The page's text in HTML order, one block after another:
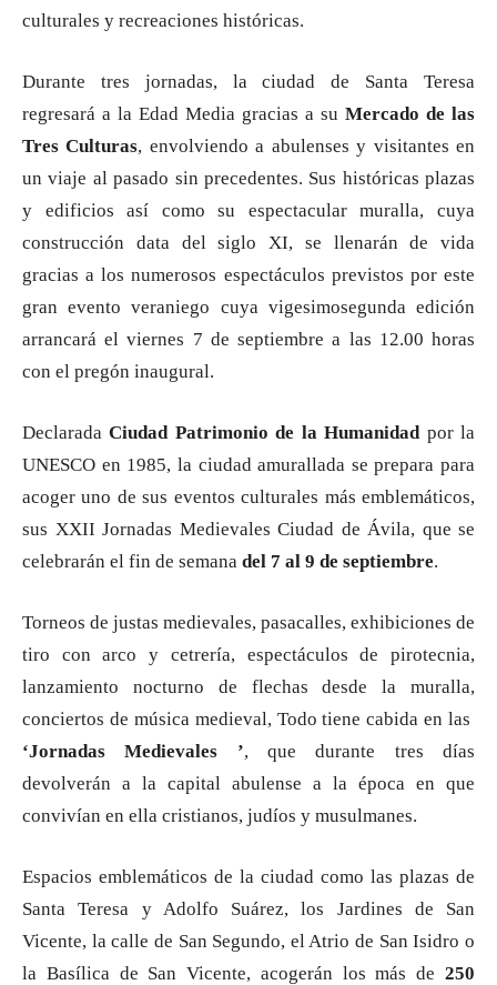
culturales y recreaciones históricas.
Durante tres jornadas, la ciudad de Santa Teresa
regresará a la Edad Media gracias a su Mercado de las
Tres Culturas, envolviendo a abulenses y visitantes en
un viaje al pasado sin precedentes. Sus históricas plazas
y edificios así como su espectacular muralla, cuya
construcción data del siglo XI, se llenarán de vida
gracias a los numerosos espectáculos previstos por este
gran evento veraniego cuya vigesimosegunda edición
arrancará el viernes 7 de septiembre a las 12.00 horas
con el pregón inaugural.
DeclaradaCiudad Patrimonio de la Humanidad por la
UNESCO en 1985, la ciudad amurallada se prepara para
acoger uno de sus eventos culturales más emblemáticos,
sus XXII Jornadas Medievales Ciudad de Ávila, que se
celebrarán el fin de semana del 7 al 9 de septiembre.
Torneos de justas medievales, pasacalles, exhibiciones de
tiro con arco y cetrería, espectáculos de pirotecnia,
lanzamiento nocturno de flechas desde la muralla,
conciertos de música medieval, Todo tiene cabida en las
‘Jornadas Medievales ’, que durante tres días
devolverán a la capital abulense a la época en que
convivían en ella cristianos, judíos y musulmanes.
Espacios emblemáticos de la ciudad como las plazas de
Santa Teresa y Adolfo Suárez, los Jardines de San
Vicente, la calle de San Segundo, el Atrio de San Isidro o
la Basílica de San Vicente, acogerán los más de 250